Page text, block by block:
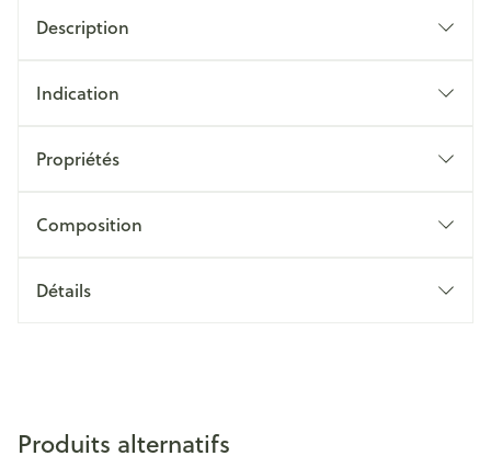
Description
Indication
Propriétés
Composition
Détails
Produits alternatifs